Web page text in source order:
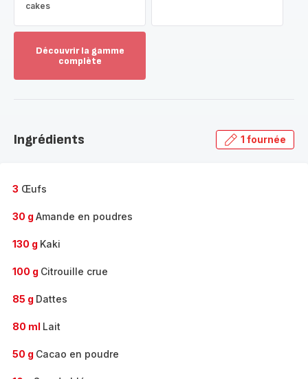
cakes
Découvrir la gamme
complète
gamme
Ingrédients 1 fournée
3 Œufs
30 g Amande en poudres
130 g Kaki
100 g Citrouille crue
85 g Dattes
80 ml Lait
50 g Cacao en poudre